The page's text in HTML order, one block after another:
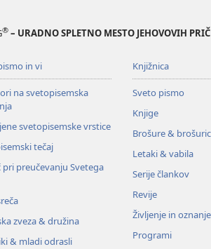
® – URADNO SPLETNO MESTO JEHOVOVIH PRIČ
in vi
na svetopisemska
svetopisemske vrstice
tečaj
pri preučevanju Svetega
zveza & družina
& mladi odrasli
Knjižnica
Sveto pismo
Knjige
Brošure &
Letaki & vabila
Serije člankov
Revije
Življenje in
Programi